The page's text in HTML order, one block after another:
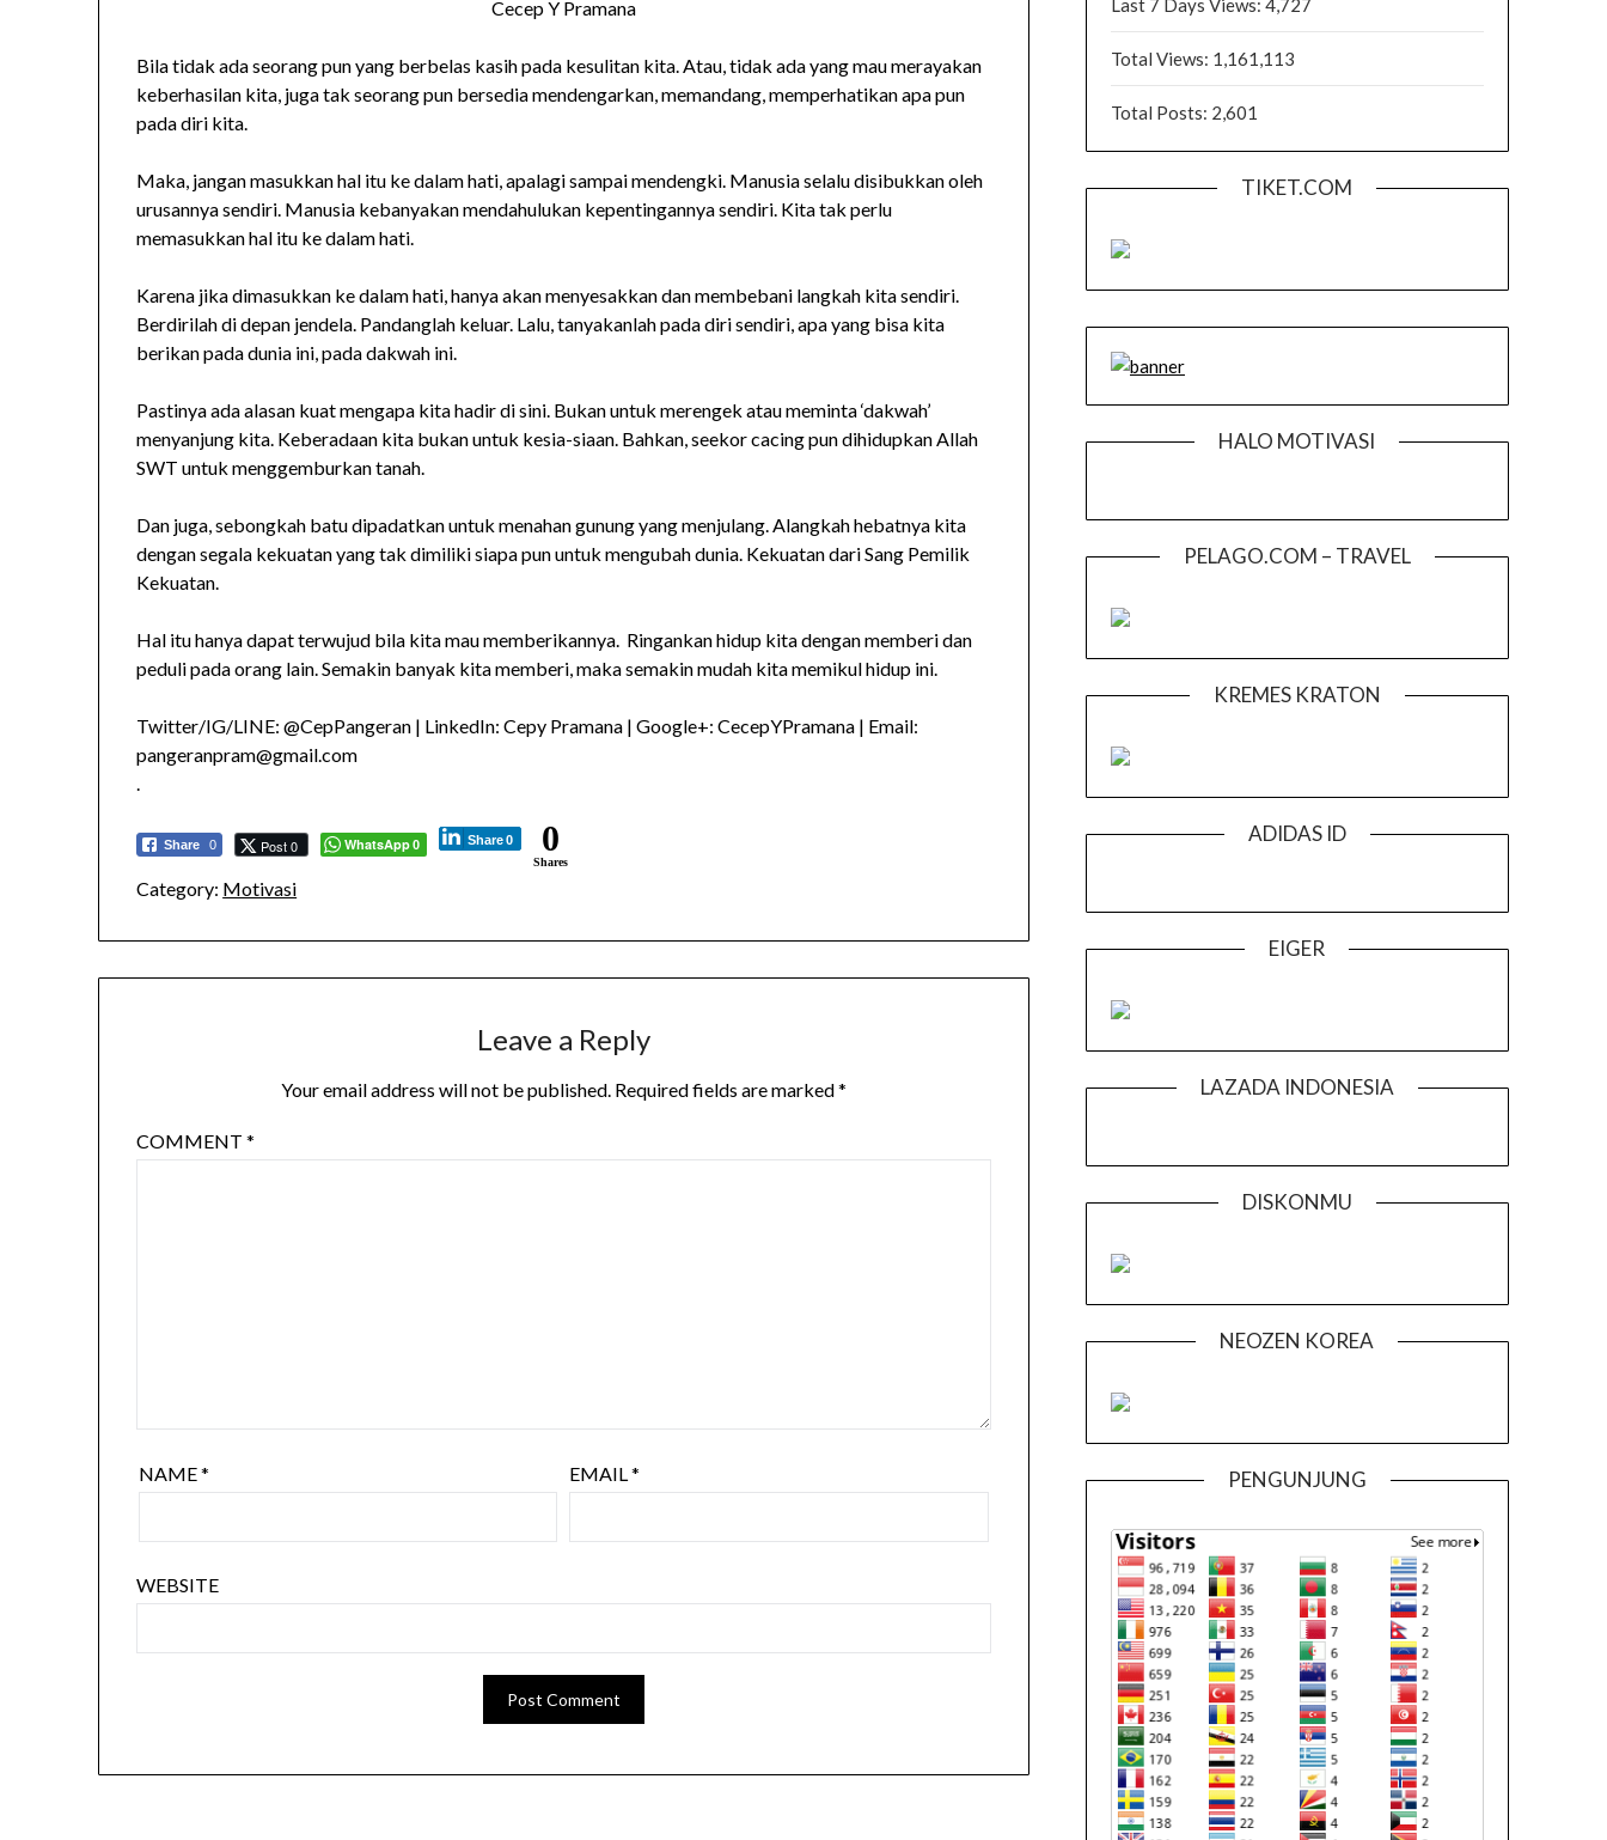
Cecep Y Pramana
Bila tidak ada seorang pun yang berbelas kasih pada kesulitan kita. Atau, tidak ada yang mau merayakan
keberhasilan kita, juga tak seorang pun bersedia mendengarkan, memandang, memperhatikan apa pun
pada diri kita.
Maka, jangan masukkan hal itu ke dalam hati, apalagi sampai mendengki. Manusia selalu disibukkan oleh
urusannya sendiri. Manusia kebanyakan mendahulukan kepentingannya sendiri. Kita tak perlu
memasukkan hal itu ke dalam hati.
Karena jika dimasukkan ke dalam hati, hanya akan menyesakkan dan membebani langkah kita sendiri.
Berdirilah di depan jendela. Pandanglah keluar. Lalu, tanyakanlah pada diri sendiri, apa yang bisa kita
berikan pada dunia ini, pada dakwah ini.
Pastinya ada alasan kuat mengapa kita hadir di sini. Bukan untuk merengek atau meminta ‘dakwah’
menyanjung kita. Keberadaan kita bukan untuk kesia-siaan. Bahkan, seekor cacing pun dihidupkan Allah
SWT untuk menggemburkan tanah.
Dan juga, sebongkah batu dipadatkan untuk menahan gunung yang menjulang. Alangkah hebatnya kita
dengan segala kekuatan yang tak dimiliki siapa pun untuk mengubah dunia. Kekuatan dari Sang Pemilik
Kekuatan.
Hal itu hanya dapat terwujud bila kita mau memberikannya. Ringankan hidup kita dengan memberi dan
peduli pada orang lain. Semakin banyak kita memberi, maka semakin mudah kita memikul hidup ini.
Twitter/IG/LINE: @CepPangeran | LinkedIn: Cepy Pramana | Google+: CecepYPramana | Email:
pangeranpram@gmail.com
.
Share 0 Post 0 WhatsApp0 Share0 0
Shares
Category: Motivasi
Leave a Reply
Your email address will not be published. Required fields are marked*
COMMENT*
NAME* EMAIL*
WEBSITE
Last 7 Days Views: 4,727
Total Views: 1,161,113
Total Posts: 2,601
TIKET.COM
HALO MOTIVASI
PELAGO.COM – TRAVEL
KREMES KRATON
ADIDAS ID
EIGER
LAZADA INDONESIA
DISKONMU
NEOZEN KOREA
PENGUNJUNG